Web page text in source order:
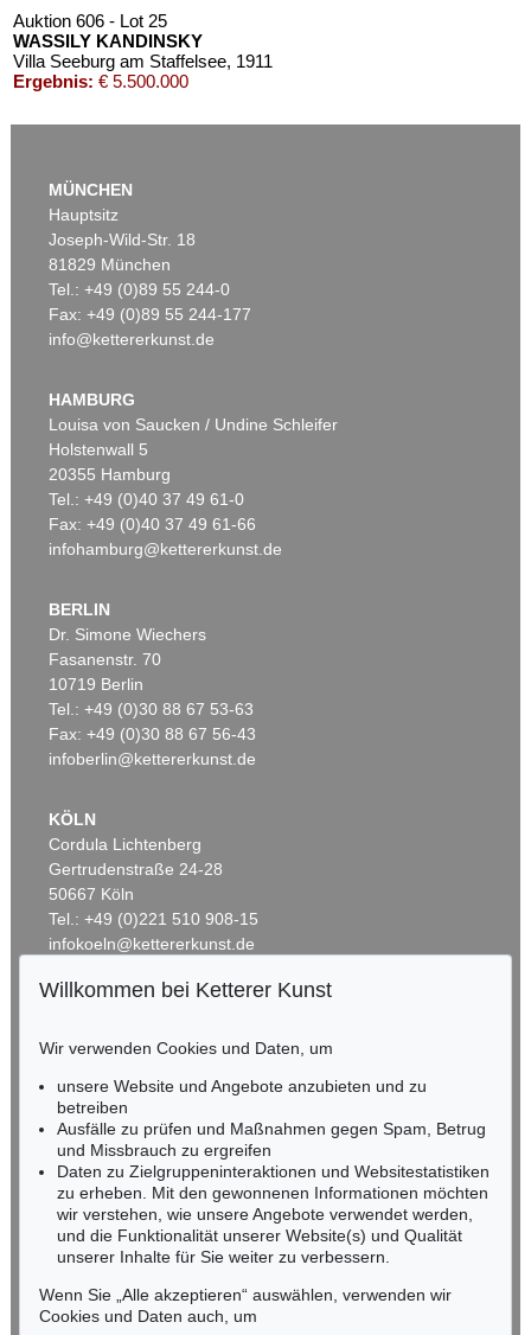
Auktion 606 - Lot 25
WASSILY KANDINSKY
Villa Seeburg am Staffelsee, 1911
Ergebnis: € 5.500.000
Auktion 600 - Lot 61
Ergebnis:€ 3.135.000
Auktion 415 - Lot 347
W. KANDINSKY
Gewebe, 1923
Ergebnis:€ 1.320.000
Ergebnis:
Auktion 560 - Lot 8
Ergebnis:€ 787.400
Auktion 606 - Lot 44
MÜNCHEN
Hauptsitz
Joseph-Wild-Str. 18
81829 München
Tel.: +49 (0)89 55 244-0
Fax: +49 (0)89 55 244-177
info@kettererkunst.de
HAMBURG
Louisa von Saucken / Undine Schleifer
Holstenwall 5
20355 Hamburg
Tel.: +49 (0)40 37 49 61-0
Fax: +49 (0)40 37 49 61-66
infohamburg@kettererkunst.de
BERLIN
Dr. Simone Wiechers
Fasanenstr. 70
10719 Berlin
Tel.: +49 (0)30 88 67 53-63
Fax: +49 (0)30 88 67 56-43
infoberlin@kettererkunst.de
KÖLN
Cordula Lichtenberg
Gertrudenstraße 24-28
50667 Köln
Tel.: +49 (0)221 510 908-15
infokoeln@kettererkunst.de
RHEINLAND-PFALZ
Miriam Heß
Tel.: +49 (0)62 21 58 80-038
Fax: +49 (0)62 21 58 80-595
infoheidelberg@kettererkunst.de
NORDDEUTSCHLAND
Nico Kassel, M.A.
Tel.: +49 (0)89 55244-164
Mobil: +49 (0)171 8618661
n.kassel@kettererkunst.de
Willkommen bei Ketterer Kunst
Wir verwenden Cookies und Daten, um
unsere Website und Angebote anzubieten und zu
betreiben
Ausfälle zu prüfen und Maßnahmen gegen Spam, Betrug
und Missbrauch zu ergreifen
Daten zu Zielgruppeninteraktionen und Websitestatistiken
zu erheben. Mit den gewonnenen Informationen möchten
wir verstehen, wie unsere Angebote verwendet werden,
und die Funktionalität unserer Website(s) und Qualität
unserer Inhalte für Sie weiter zu verbessern.
Wenn Sie „Alle akzeptieren“ auswählen, verwenden wir
Cookies und Daten auch, um